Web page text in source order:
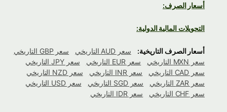
أسعار الصرف:
التحويلات المالية الدولية:
أسعار الصرف التاريخية: سعر AUD التاريخي
سعر GBP التاريخي
سعر MXN التاريخي
سعر EUR التاريخي
سعر JPY التاريخي
سعر CAD التاريخي
سعر INR التاريخي
سعر NZD التاريخي
سعر ZAR التاريخي
سعر SGD التاريخي
سعر USD التاريخي
سعر CHF التاريخي
سعر IDR التاريخي